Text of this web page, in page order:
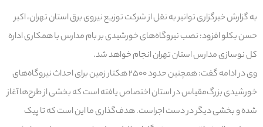
به گزارش خبرگزاری توانیر به نقل از شرکت توزیع نیروی برق استان تهران، اکبر
حسن بکلو افزود: نصب نیروگاه‌های خورشیدی بر بام مدارس با همکاری اداره
کل نوسازی مدارس استان تهران انجام خواهد شد.
وی در ادامه گفت: همچنین حدود ۲۵۰۰ هکتار زمین برای احداث نیروگاه‌های
خورشیدی بزرگ‌مقیاس در استان اختصاص یافته است که بخشی از طرح‌ها آغاز
شده و بخشی دیگر در دست اجراست. هدف‌گذاری ما این است که تا پیک